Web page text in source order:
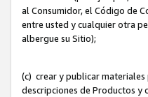
al Consumidor, el Código de
entre usted y cualquier otra
albergue su Sitio);
(c) crear y publicar
descripciones de Productos y